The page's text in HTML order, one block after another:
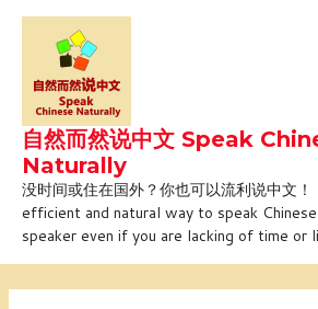
Skip
content
自然而然说中文 Speak
Naturally
没时间或住在国外？你也可以流利说中文
efficient and natural way to speak
speaker even if you are lacking of time or